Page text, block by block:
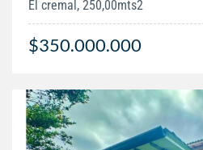
El cremal, 250,00mts2
$350.000.000